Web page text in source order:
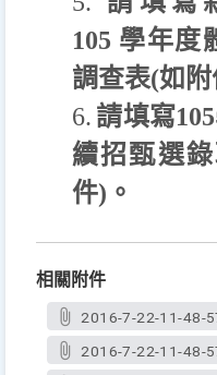
105 學年度
調查表(如附
6. 請填寫105
續招甄選
件) 。
相關附件
2016-7-22-11-48-
2016-7-22-11-48-